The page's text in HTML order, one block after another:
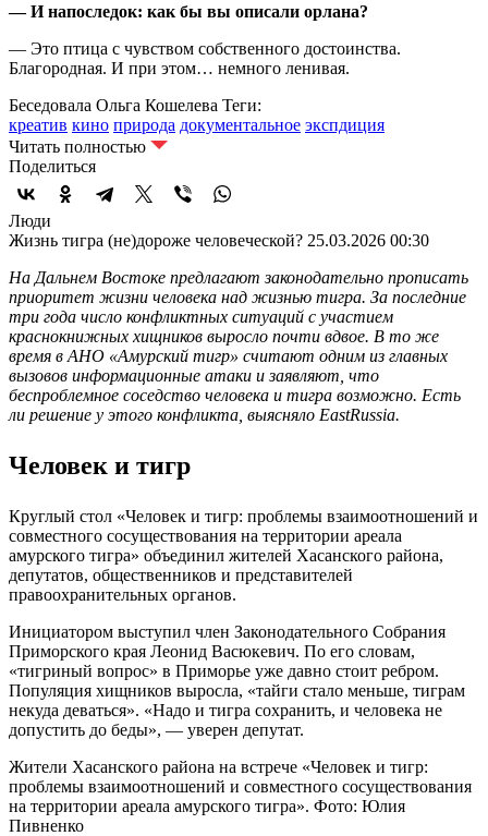
— И напоследок: как бы вы описали орлана?
— Это птица с чувством собственного достоинства.
Благородная. И при этом… немного ленивая.
Беседовала Ольга Кошелева Теги:
креатив кино природа документальное экспдиция
Читать полностью
Поделиться
Люди
Жизнь тигра (не)дороже человеческой? 25.03.2026 00:30
На Дальнем Востоке предлагают законодательно прописать
приоритет жизни человека над жизнью тигра. За последние
три года число конфликтных ситуаций с участием
краснокнижных хищников выросло почти вдвое. В то же
время в АНО «Амурский тигр» считают одним из главных
вызовов информационные атаки и заявляют, что
беспроблемное соседство человека и тигра возможно. Есть
ли решение у этого конфликта, выясняло EastRussia.
Человек и тигр
Круглый стол «Человек и тигр: проблемы взаимоотношений и
совместного сосуществования на территории ареала
амурского тигра» объединил жителей Хасанского района,
депутатов, общественников и представителей
правоохранительных органов.
Инициатором выступил член Законодательного Собрания
Приморского края Леонид Васюкевич. По его словам,
«тигриный вопрос» в Приморье уже давно стоит ребром.
Популяция хищников выросла, «тайги стало меньше, тиграм
некуда деваться». «Надо и тигра сохранить, и человека не
допустить до беды», — уверен депутат.
Жители Хасанского района на встрече «Человек и тигр:
проблемы взаимоотношений и совместного сосуществования
на территории ареала амурского тигра». Фото: Юлия
Пивненко